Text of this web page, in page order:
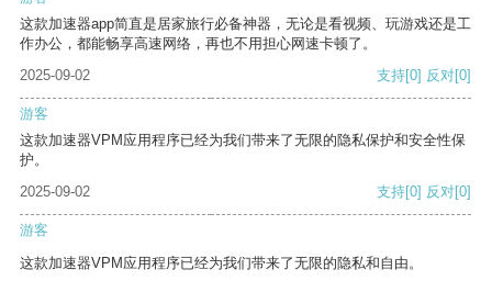
这款加速器app简直是居家旅行必备神器，无论是看视频、玩游戏还是工
作办公，都能畅享高速网络，再也不用担心网速卡顿了。
2025-09-02
支持[0] 反对[0]
游客
这款加速器VPM应用程序已经为我们带来了无限的隐私保护和安全性保
护。
2025-09-02
支持[0] 反对[0]
游客
这款加速器VPM应用程序已经为我们带来了无限的隐私和自由。